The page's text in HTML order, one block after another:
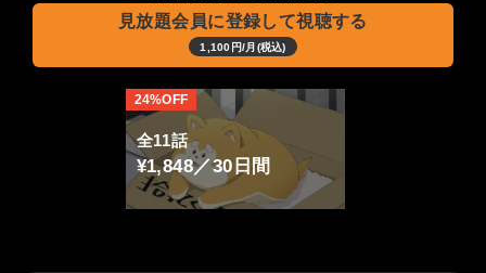
見放題会員に登録して視聴する
1,100円/月(税込)
全11話
¥1,848／30日間
24%OFF